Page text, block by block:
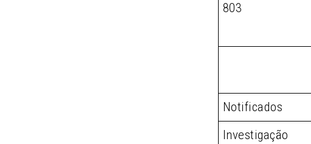
803
Notificados
Investigação